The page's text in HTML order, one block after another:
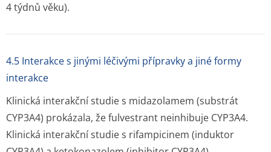
4 týdnů věku).
4.5 Interakce s jinými léčivými přípravky a jiné formy
interakce
Klinická interakční studie s midazolamem (substrát
CYP3A4) prokázala, že fulvestrant neinhibuje CYP3A4.
Klinická interakční studie s rifampicinem (induktor